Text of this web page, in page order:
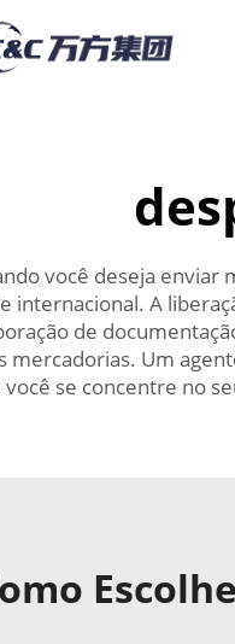
você deseja enviar
internacional. A
de
mercadorias. Um
você se concentre no